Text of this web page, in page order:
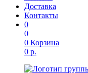
Доставка
Контакты
0
0
0 Корзина
0 р.